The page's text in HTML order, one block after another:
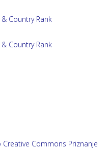
ET SOCIOLOGIA 35, 2025, 4
Creative Commons Priznanje